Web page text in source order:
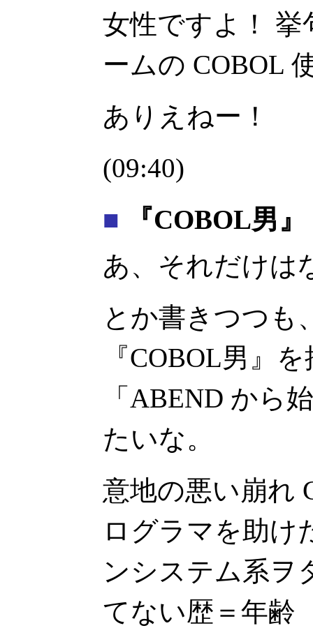
女性ですよ！
ームの COBOL
ありえねー！
(09:40)
■ 『COBOL男』
あ、それだけは
とか書きつつも
『COBOL男』
「ABEND から
たいな。
意地の悪い崩れ
ログラマを助け
ンシステム系ヲ
てない歴＝年齢